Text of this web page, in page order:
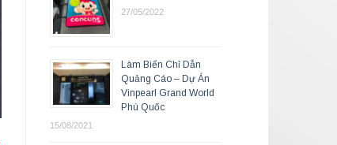
27/05/2022
Làm Biển Chỉ Dẫn
Quảng Cáo – Dự Án
Vinpearl Grand World
Phú Quốc
15/08/2021